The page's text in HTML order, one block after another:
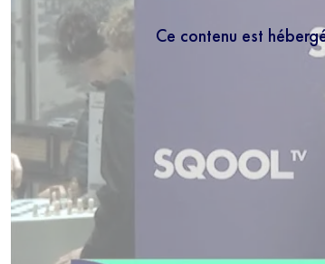
Ce contenu est